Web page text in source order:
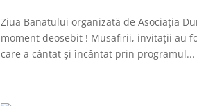
Ziua Banatului organizată de Asociația
moment deosebit ! Musafirii, invitații au
care a cântat și încântat prin programul...